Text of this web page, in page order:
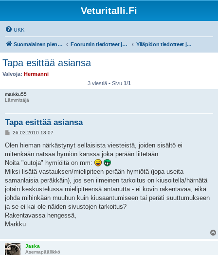
Veturitalli.Fi
UKK
Suomalainen pienoisrautatiefoorumi Foorumin tiedotteet ja ohjeet Ylläpidon tiedotteet ja foorumin ohjeet!
Tapa esittää asiansa
Valvoja: Hermanni
3 viestiä • Sivu 1/1
markku55
Lämmittäjä
Tapa esittää asiansa
V
e
t
i
26.03.2010 18:07
Olen hieman närkästynyt sellaisista viesteistä, joiden sisältö ei
mitenkään natsaa hymiön kanssa joka perään liitetään.
Noita "outoja" hymiöitä on mm:
Miksi lisätä vastauksen/mielipiteen perään hymiötä (jopa useita
samanlaisia peräkkäin), jos sen ilmeinen tarkoitus on kiusoitella/härnätä
jotain keskustelussa mielipiteensä antanutta - ei kovin rakentavaa, eikä
johda mihinkään muuhun kuin kiusaantumiseen tai peräti suuttumukseen
ja se ei kai ole näiden sivustojen tarkoitus?
Rakentavassa hengessä,
Markku
Jaska
Asemapäällikkö